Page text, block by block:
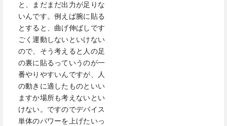
と、まだまだ出力が足りな
いんです。例えば腕に貼る
とすると、曲げ伸ばしです
ごく運動しないといけない
ので、そう考えると人の足
の裏に貼るっていうのが一
番やりやすいんですが、人
の動きに適したものといい
ますか場所も考えないとい
けない。ですのでデバイス
単体のパワーを上げたいっ